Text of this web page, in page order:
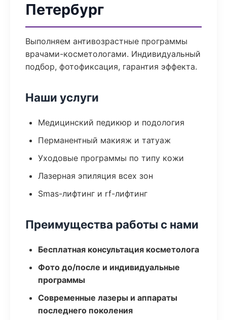
Петербург
Выполняем антивозрастные программы
врачами-косметологами. Индивидуальный
подбор, фотофиксация, гарантия эффекта.
Наши услуги
Медицинский педикюр и подология
Перманентный макияж и татуаж
Уходовые программы по типу кожи
Лазерная эпиляция всех зон
Smas-лифтинг и rf-лифтинг
Преимущества работы с нами
Бесплатная консультация косметолога
Фото до/после и индивидуальные
программы
Современные лазеры и аппараты
последнего поколения